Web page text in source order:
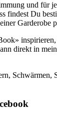
und für
findest Du
Garderobe
inspirieren,
direkt in
Schwärmen,